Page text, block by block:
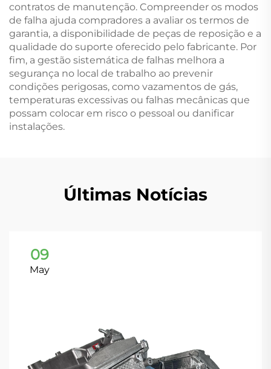
contratos de manutenção. Compreender os modos
de falha ajuda compradores a avaliar os termos de
garantia, a disponibilidade de peças de reposição e a
qualidade do suporte oferecido pelo fabricante. Por
fim, a gestão sistemática de falhas melhora a
segurança no local de trabalho ao prevenir
condições perigosas, como vazamentos de gás,
temperaturas excessivas ou falhas mecânicas que
possam colocar em risco o pessoal ou danificar
instalações.
Últimas Notícias
09
May